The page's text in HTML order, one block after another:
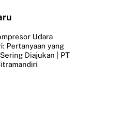
Udara
Pertanyaan yang
Diajukan | PT